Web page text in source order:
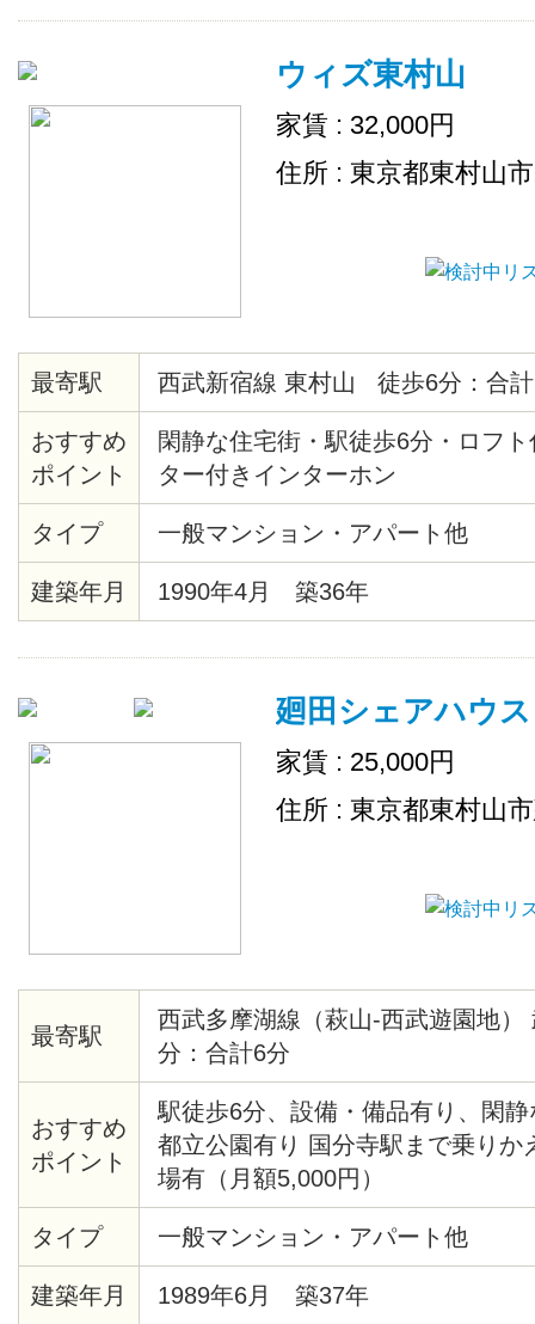
品費（トイレットペーパー、洗剤
ウィズ東村山
家賃 : 32,000円
住所 : 東京都東村山
最寄駅 西武新宿線 東村山 徒歩6分：合
おすすめ
ポイント
閑静な住宅街・駅徒歩6分・ロフ
ター付きインターホン
タイプ 一般マンション・アパート他
建築年月 1990年4月 築36年
廻田シェアハウス
家賃 : 25,000円
住所 : 東京都東村山
最寄駅
西武多摩湖線（萩山-西武遊園地
分：合計6分
おすすめ
ポイント
駅徒歩6分、設備・備品有り、閑
都立公園有り 国分寺駅まで乗りか
場有（月額5,000円）
タイプ 一般マンション・アパート他
建築年月 1989年6月 築37年